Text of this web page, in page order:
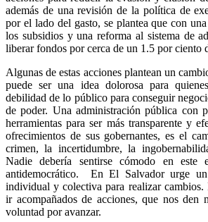
además de una revisión de la política de
por el lado del gasto, se plantea que con
los subsidios y una reforma al sistema de
liberar fondos por cerca de un 1.5 por ciento
Algunas de estas acciones plantean un
puede ser una idea dolorosa para
debilidad de lo público para conseguir
de poder. Una administración pública con
herramientas para ser más transparente y
ofrecimientos de sus gobernantes, es el
crimen, la incertidumbre, la
Nadie debería sentirse cómodo en este
antidemocrático. En El Salvador urge
individual y colectiva para realizar cambios.
ir acompañados de acciones, que nos den
voluntad por avanzar.